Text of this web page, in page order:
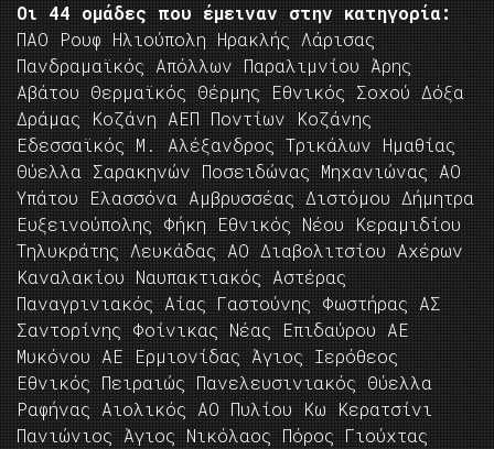
Οι 44 ομάδες που έμειναν στην κατηγορία:
ΠΑΟ Ρουφ Ηλιούπολη Ηρακλής Λάρισας
Πανδραμαϊκός Απόλλων Παραλιμνίου Άρης
Αβάτου Θερμαϊκός Θέρμης Εθνικός Σοχού Δόξα
Δράμας Κοζάνη ΑΕΠ Ποντίων Κοζάνης
Εδεσσαϊκός Μ. Αλέξανδρος Τρικάλων Ημαθίας
Θύελλα Σαρακηνών Ποσειδώνας Μηχανιώνας ΑΟ
Υπάτου Ελασσόνα Αμβρυσσέας Διστόμου Δήμητρα
Ευξεινούπολης Φήκη Εθνικός Νέου Κεραμιδίου
Τηλυκράτης Λευκάδας ΑΟ Διαβολιτσίου Αχέρων
Καναλακίου Ναυπακτιακός Αστέρας
Παναγρινιακός Αίας Γαστούνης Φωστήρας ΑΣ
Σαντορίνης Φοίνικας Νέας Επιδαύρου ΑΕ
Μυκόνου ΑΕ Ερμιονίδας Άγιος Ιερόθεος
Εθνικός Πειραιώς Πανελευσινιακός Θύελλα
Ραφήνας Αιολικός ΑΟ Πυλίου Κω Κερατσίνι
Πανιώνιος Άγιος Νικόλαος Πόρος Γιούχτας